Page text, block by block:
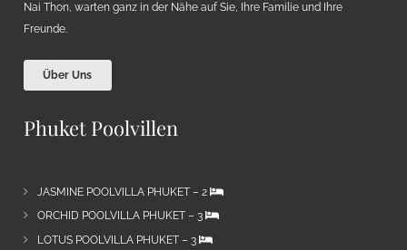
Nai Thon, warten ganz in der Nähe auf Sie, Ihre Familie und Ihre
Freunde.
Über Uns
Phuket Poolvillen
JASMINE POOLVILLA PHUKET – 2
ORCHID POOLVILLA PHUKET – 3
LOTUS POOLVILLA PHUKET – 3